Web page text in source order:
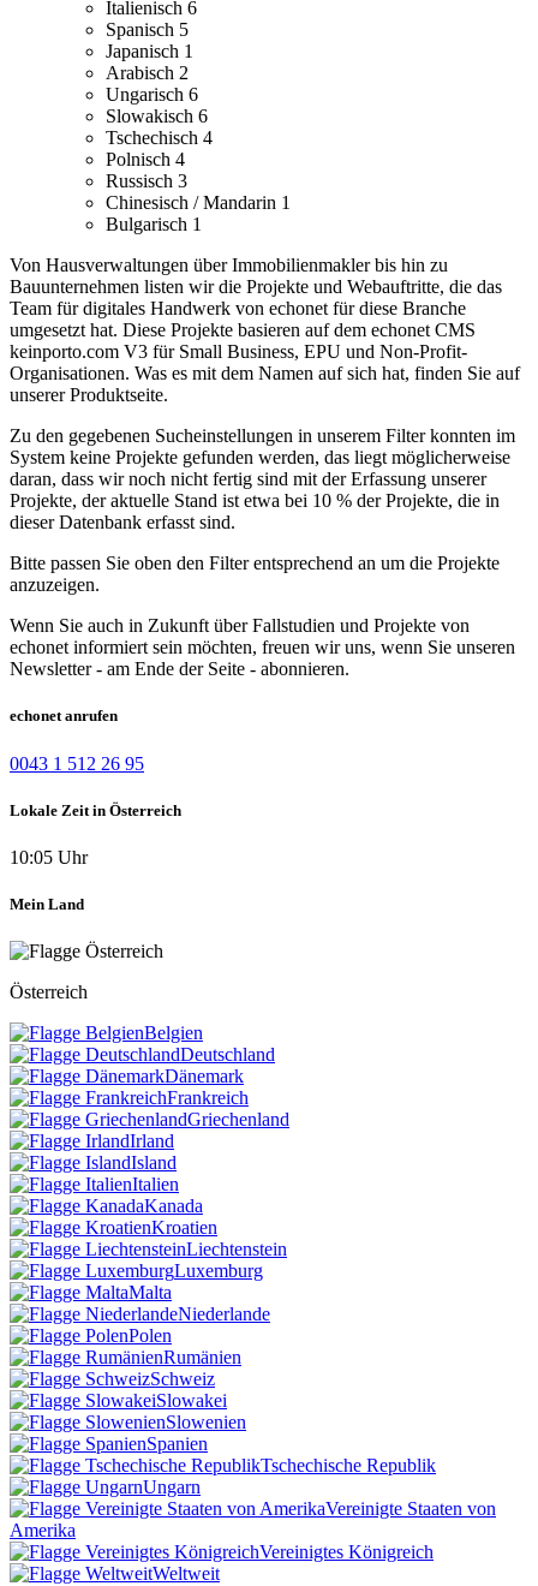
Italienisch 6
Spanisch 5
Japanisch 1
Arabisch 2
Ungarisch 6
Slowakisch 6
Tschechisch 4
Polnisch 4
Russisch 3
Chinesisch / Mandarin 1
Bulgarisch 1
Von Hausverwaltungen über Immobilienmakler bis hin zu
Bauunternehmen listen wir die Projekte und Webauftritte, die das
Team für digitales Handwerk von echonet für diese Branche
umgesetzt hat. Diese Projekte basieren auf dem echonet CMS
keinporto.com V3 für Small Business, EPU und Non-Profit-
Organisationen. Was es mit dem Namen auf sich hat, finden Sie auf
unserer Produktseite.
Zu den gegebenen Sucheinstellungen in unserem Filter konnten im
System keine Projekte gefunden werden, das liegt möglicherweise
daran, dass wir noch nicht fertig sind mit der Erfassung unserer
Projekte, der aktuelle Stand ist etwa bei 10 % der Projekte, die in
dieser Datenbank erfasst sind.
Bitte passen Sie oben den Filter entsprechend an um die Projekte
anzuzeigen.
Wenn Sie auch in Zukunft über Fallstudien und Projekte von
echonet informiert sein möchten, freuen wir uns, wenn Sie unseren
Newsletter - am Ende der Seite - abonnieren.
echonet anrufen
0043 1 512 26 95
Lokale Zeit in Österreich
10:05 Uhr
Mein Land
Österreich
Belgien
Deutschland
Dänemark
Frankreich
Griechenland
Irland
Island
Italien
Kanada
Kroatien
Liechtenstein
Luxemburg
Malta
Niederlande
Polen
Rumänien
Schweiz
Slowakei
Slowenien
Spanien
Tschechische Republik
Ungarn
Vereinigte Staaten von
Amerika
Vereinigtes Königreich
Weltweit